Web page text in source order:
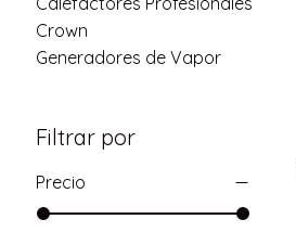
Crown
Generadores de Vapor
Filtrar por
Precio